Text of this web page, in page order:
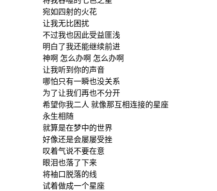
宛如四射的火花
让我无比困扰
不过我也因此受益匪浅
明白了我还能继续前进
神啊 怎么办啊 怎么办啊
让我听到你的声音
哪怕只有一瞬也没关系
为了让我们再也不分开
希望你我二人 就像那互相连接的星座
永生相随
就算是在梦中的世界
好像还是会屡屡受挫
叹着气说不要在意
眼泪也落了下来
将袖口脱落的线
试着做成一个星座